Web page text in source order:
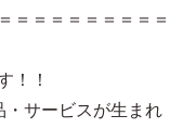
＝＝＝＝＝＝＝＝＝
！！
サービスが生まれ